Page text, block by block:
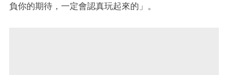
負你的期待，一定會認真玩起來的」。